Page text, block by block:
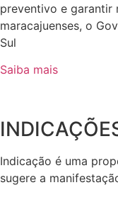
preventivo e garantir
maracajuenses, o
Sul
Saiba mais
Indicação é uma
sugere a